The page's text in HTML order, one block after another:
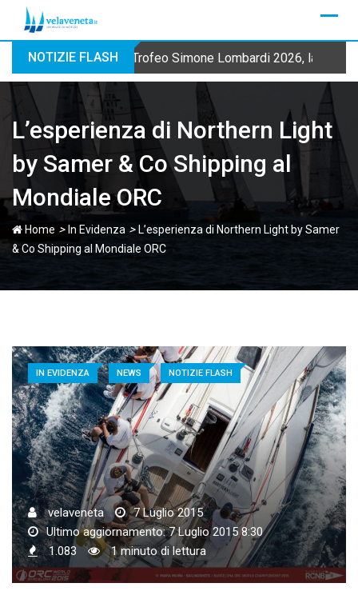
NOTIZIE FLASH Trofeo Simone Lombardi 2026, la
L’esperienza di Northern Light
by Samer & Co Shipping al
Mondiale ORC
Home > In Evidenza > L’esperienza di Northern Light by Samer
& Co Shipping al Mondiale ORC
IN EVIDENZA NEWS NOTIZIE FLASH
velaveneta
7 Luglio 2015
Ultimo aggiornamento: 7 Luglio 2015 8:30
1.083
1 minuto di lettura